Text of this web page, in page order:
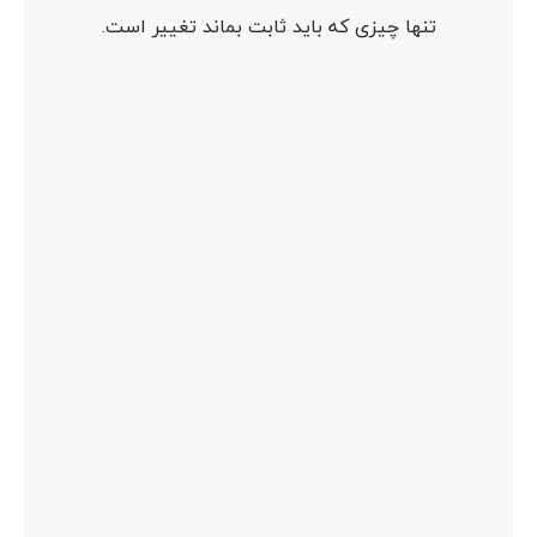
تنها چیزی که باید ثابت بماند تغییر است.